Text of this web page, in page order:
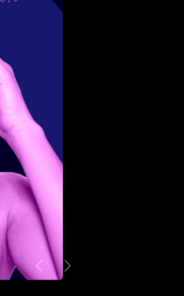
Précédent
Suivant